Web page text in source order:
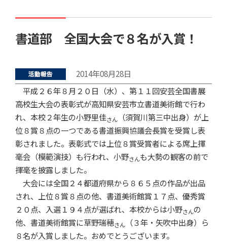
書道部 全国大会で８名が入賞！
2014年08月28日
平成２６年８月２０日（水）、第１１回安芸全国書展
高校生大会の表彰式が高知県安芸市立書道美術館で行わ
れ、本校２年生の小野里佳さん
（須賀川第三中出身）が上
位８賞８点の一つである書道振興協議会長賞を受賞し表
彰されました。表彰式では上位８賞受賞者による席上揮
毫会（模範演技）も行われ、小野さんも大勢の観客の前で
揮毫を披露しました。
大会には全国２４都道府県から８６５点の作品が出品
され、上位８賞８点の他、書道美術館賞１７点、優秀賞
２０点、入選１９４点が選ばれ、本校からは小野さんの
他、書道美術館賞に草野瑞穂さん
（３年・矢吹中出身）ら
８名が入賞しました。おめでとうございます。